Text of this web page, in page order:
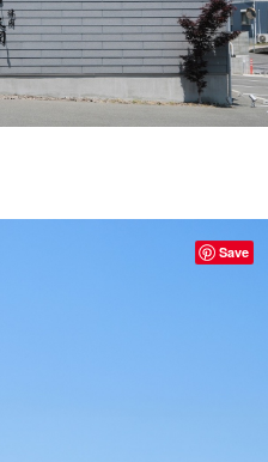
Save